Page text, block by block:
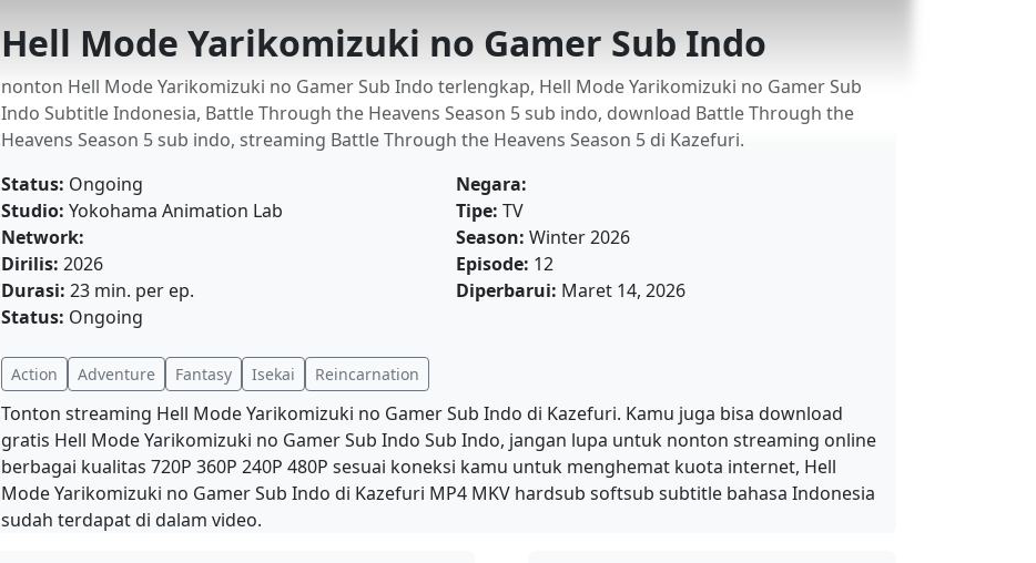
Hell Mode Yarikomizuki no Gamer Sub Indo
nonton Hell Mode Yarikomizuki no Gamer Sub Indo terlengkap, Hell Mode Yarikomizuki no Gamer Sub
Indo Subtitle Indonesia, Battle Through the Heavens Season 5 sub indo, download Battle Through the
Heavens Season 5 sub indo, streaming Battle Through the Heavens Season 5 di Kazefuri.
Status: Ongoing
Studio: Yokohama Animation Lab
Network:
Dirilis: 2026
Durasi: 23 min. per ep.
Status: Ongoing
Negara:
Tipe: TV
Season: Winter 2026
Episode: 12
Diperbarui: Maret 14, 2026
Action Adventure Fantasy Isekai Reincarnation
Tonton streaming Hell Mode Yarikomizuki no Gamer Sub Indo di Kazefuri. Kamu juga bisa download
gratis Hell Mode Yarikomizuki no Gamer Sub Indo Sub Indo, jangan lupa untuk nonton streaming online
berbagai kualitas 720P 360P 240P 480P sesuai koneksi kamu untuk menghemat kuota internet, Hell
Mode Yarikomizuki no Gamer Sub Indo di Kazefuri MP4 MKV hardsub softsub subtitle bahasa Indonesia
sudah terdapat di dalam video.